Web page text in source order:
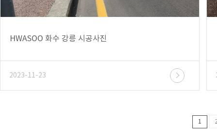
HWASOO 화수 강릉 시공사진
2023-11-23
1